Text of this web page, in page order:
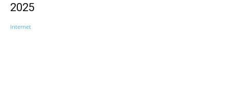
2025
Internet